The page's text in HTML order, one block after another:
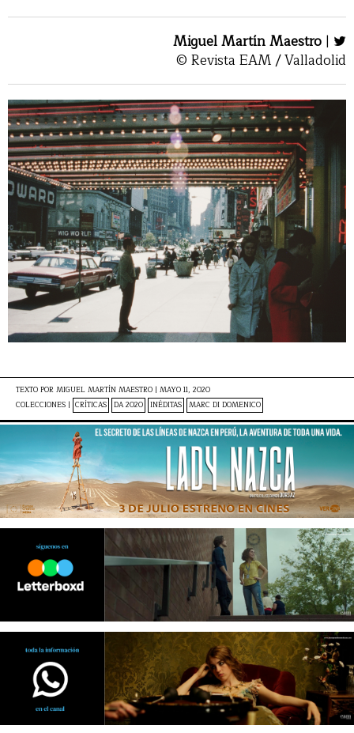
Miguel Martín Maestro |
© Revista EAM / Valladolid
TEXTO POR MIGUEL MARTÍN MAESTRO | MAYO 11, 2020
COLECCIONES | CRÍTICAS DA 2020 INÉDITAS MARC DI DOMENICO